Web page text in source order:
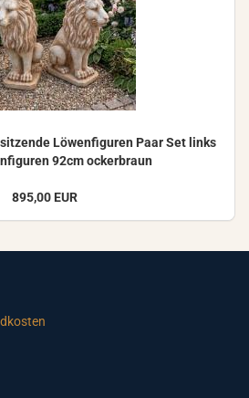
Lö­wen­fi­gu­ren Paar Set links
92cm ocker­braun
895,00 EUR